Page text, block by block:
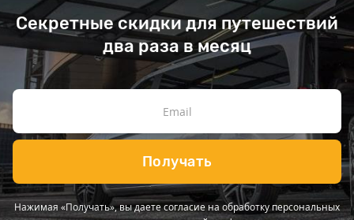
Секретные скидки для путешествий
два раза в месяц
Получать
Нажимая «Получать», вы даете согласие на обработку персональных